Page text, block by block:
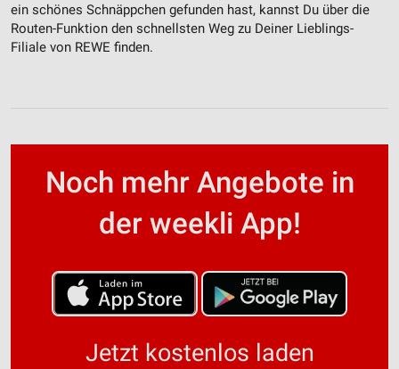
ein schönes Schnäppchen gefunden hast, kannst Du über die
Routen-Funktion den schnellsten Weg zu Deiner Lieblings-
Filiale von REWE finden.
Noch mehr Angebote in
der weekli App!
Jetzt kostenlos laden